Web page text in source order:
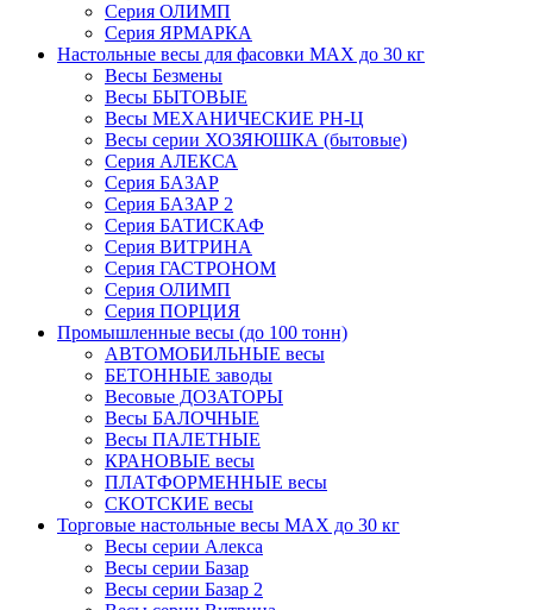
Серия ОЛИМП
Серия ЯРМАРКА
Настольные весы для фасовки MAX до 30 кг
Весы Безмены
Весы БЫТОВЫЕ
Весы МЕХАНИЧЕСКИЕ РН-Ц
Весы серии ХОЗЯЮШКА (бытовые)
Серия АЛЕКСА
Серия БАЗАР
Серия БАЗАР 2
Серия БАТИСКАФ
Серия ВИТРИНА
Серия ГАСТРОНОМ
Серия ОЛИМП
Серия ПОРЦИЯ
Промышленные весы (до 100 тонн)
АВТОМОБИЛЬНЫЕ весы
БЕТОННЫЕ заводы
Весовые ДОЗАТОРЫ
Весы БАЛОЧНЫЕ
Весы ПАЛЕТНЫЕ
КРАНОВЫЕ весы
ПЛАТФОРМЕННЫЕ весы
СКОТСКИЕ весы
Торговые настольные весы MAX до 30 кг
Весы серии Алекса
Весы серии Базар
Весы серии Базар 2